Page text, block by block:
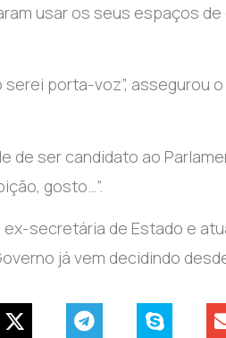
usar os seus espaços
porta-voz”, assegurou
ser candidato ao
gosto…”.
secretária de Estado e
já vem decidindo